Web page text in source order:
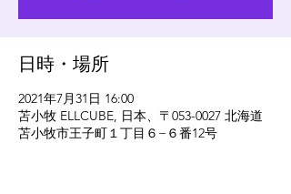
日時・場所
2021年7月31日 16:00
苫小牧 ELLCUBE, 日本、〒053-0027 北海道
苫小牧市王子町１丁目６−６番12号